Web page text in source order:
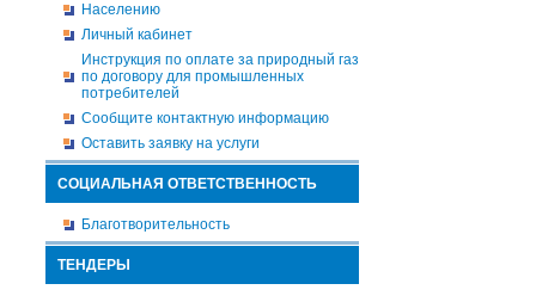
Населению
Личный кабинет
Инструкция по оплате за природный газ
по договору для промышленных
потребителей
Сообщите контактную информацию
Оставить заявку на услуги
СОЦИАЛЬНАЯ ОТВЕТСТВЕННОСТЬ
Благотворительность
ТЕНДЕРЫ